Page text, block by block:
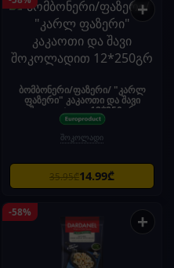
+
ბომბონერი/ფაზერი/ "კარლ
ფაზერი" კაკაოთი და შავი
შოკოლადით 12*250გრ
შოკოლადი
35.95₾14.99₾
-58% +